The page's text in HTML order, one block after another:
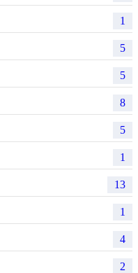
1
5
5
8
5
1
13
1
4
2